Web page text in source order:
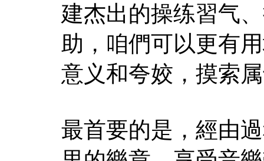
建杰出的操练習气
助，咱們可以更有
意义和夸姣，摸索
最首要的是，經由